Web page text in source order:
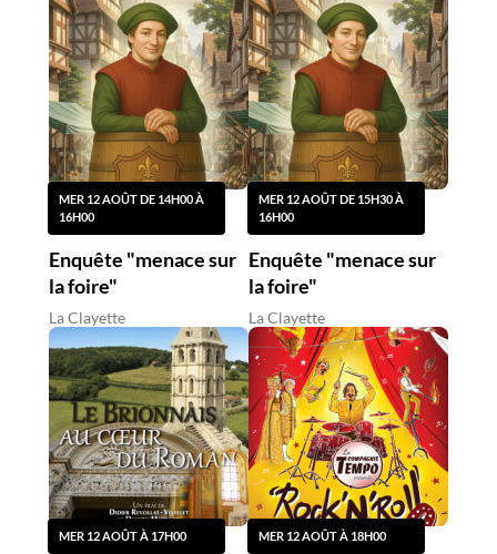
MER 12 AOÛT DE 14H00 À
16H00
Enquête "menace sur
la foire"
La Clayette
MER 12 AOÛT DE 15H30 À
16H00
Enquête "menace sur
la foire"
La Clayette
MER 12 AOÛT À 17H00 MER 12 AOÛT À 18H00